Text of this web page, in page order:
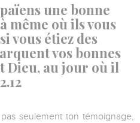
une bonne
même où ils vous
vous étiez des
vos bonnes
au jour où il
seulement ton témoignage,